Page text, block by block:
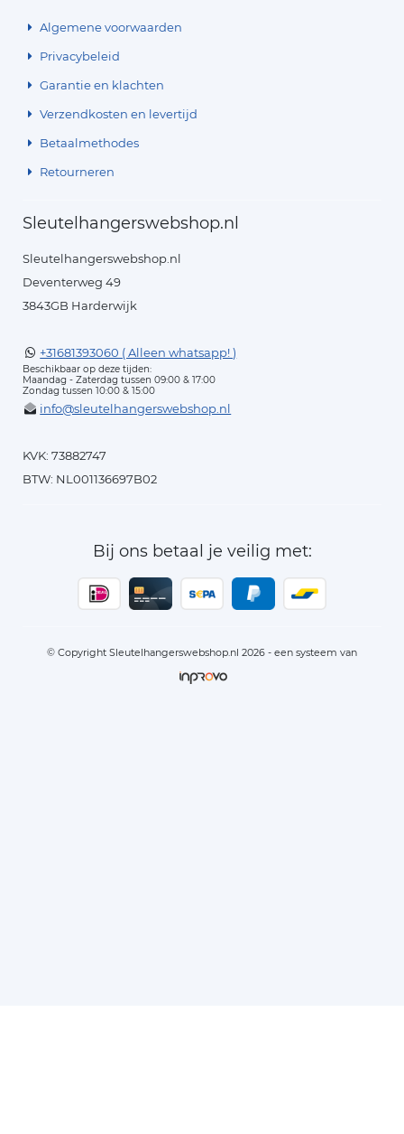
Algemene voorwaarden
Privacybeleid
Garantie en klachten
Verzendkosten en levertijd
Betaalmethodes
Retourneren
Sleutelhangerswebshop.nl
Sleutelhangerswebshop.nl
Deventerweg 49
3843GB Harderwijk
+31681393060 ( Alleen whatsapp! )
Beschikbaar op deze tijden:
Maandag - Zaterdag tussen 09:00 & 17:00
Zondag tussen 10:00 & 15:00
info@sleutelhangerswebshop.nl
KVK: 73882747
BTW: NL001136697B02
Bij ons betaal je veilig met:
© Copyright Sleutelhangerswebshop.nl 2026 - een systeem van